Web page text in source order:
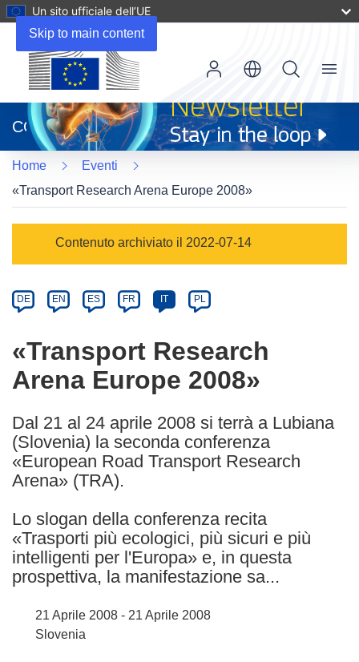
Skip to main content
Un sito ufficiale dell’UE
apre
in
una
nuova
finestra)
CORDIS
Menu
Home
Eventi
«Transport Research Arena Europe 2008»
category
Contenuto archiviato il 2022-07-14
Article
available
the
following
languages:
DE EN ES FR IT PL
«Transport Research
Arena Europe 2008»
Dal 21 al 24 aprile 2008 si terrà a Lubiana
(Slovenia) la seconda conferenza
«European Road Transport Research
Arena» (TRA).
Lo slogan della conferenza recita
«Trasporti più ecologici, più sicuri e più
intelligenti per l'Europa» e, in questa
prospettiva, la manifestazione sa...
21 Aprile 2008 - 21 Aprile 2008
Slovenia